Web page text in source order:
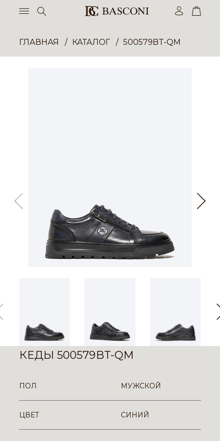
ГЛАВНАЯ КАТАЛОГ 500579BT-QM
КЕДЫ 500579BT-QM
ПОЛ МУЖСКОЙ
ЦВЕТ СИНИЙ